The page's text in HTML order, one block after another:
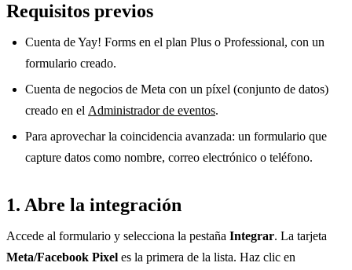
Requisitos previos
Cuenta de Yay! Forms en el plan Plus o Professional, con un
formulario creado.
Cuenta de negocios de Meta con un píxel (conjunto de datos)
creado en el Administrador de eventos.
Para aprovechar la coincidencia avanzada: un formulario que
capture datos como nombre, correo electrónico o teléfono.
1. Abre la integración
Accede al formulario y selecciona la pestaña Integrar. La tarjeta
Meta/Facebook Pixel es la primera de la lista. Haz clic en